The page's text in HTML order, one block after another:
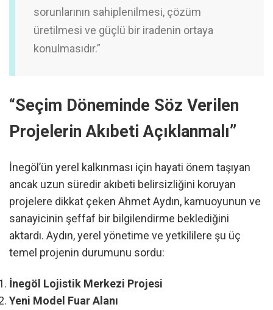
sorunlarının sahiplenilmesi, çözüm
üretilmesi ve güçlü bir iradenin ortaya
konulmasıdır.”
“Seçim Döneminde Söz Verilen
Projelerin Akıbeti Açıklanmalı”
İnegöl’ün yerel kalkınması için hayati önem taşıyan
ancak uzun süredir akıbeti belirsizliğini koruyan
projelere dikkat çeken Ahmet Aydın, kamuoyunun ve
sanayicinin şeffaf bir bilgilendirme beklediğini
aktardı. Aydın, yerel yönetime ve yetkililere şu üç
temel projenin durumunu sordu:
İnegöl Lojistik Merkezi Projesi
Yeni Model Fuar Alanı